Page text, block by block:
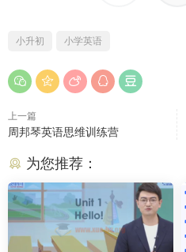
小升初 小学英语
上一篇
周邦琴英语思维训练营
为您推荐：